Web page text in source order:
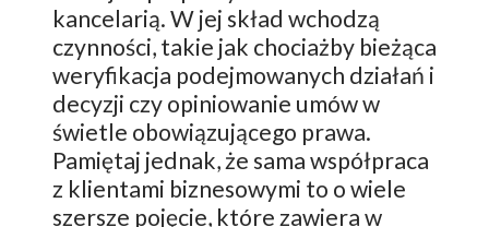
kancelarią. W jej skład wchodzą
czynności, takie jak chociażby bieżąca
weryfikacja podejmowanych działań i
decyzji czy opiniowanie umów w
świetle obowiązującego prawa.
Pamiętaj jednak, że sama współpraca
z klientami biznesowymi to o wiele
szersze pojęcie, które zawiera w